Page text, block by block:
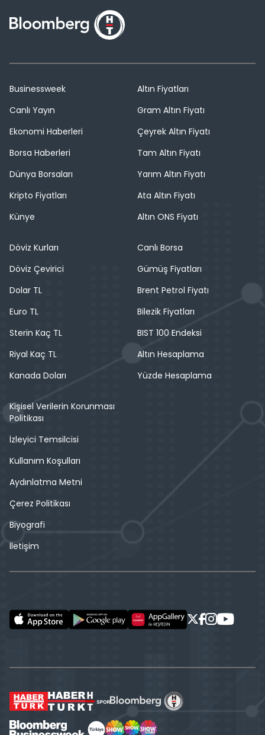
Businessweek
Canlı Yayın
Ekonomi Haberleri
Borsa Haberleri
Dünya Borsaları
Kripto Fiyatları
Künye
Altın Fiyatları
Gram Altın Fiyatı
Çeyrek Altın Fiyatı
Tam Altın Fiyatı
Yarım Altın Fiyatı
Ata Altın Fiyatı
Altın ONS Fiyatı
Döviz Kurları
Döviz Çevirici
Dolar TL
Euro TL
Sterin Kaç TL
Riyal Kaç TL
Kanada Doları
Canlı Borsa
Gümüş Fiyatları
Brent Petrol Fiyatı
Bilezik Fiyatları
BIST 100 Endeksi
Altın Hesaplama
Yüzde Hesaplama
Kişisel Verilerin Korunması
Politikası
İzleyici Temsilcisi
Kullanım Koşulları
Aydınlatma Metni
Çerez Politikası
Biyografi
İletişim